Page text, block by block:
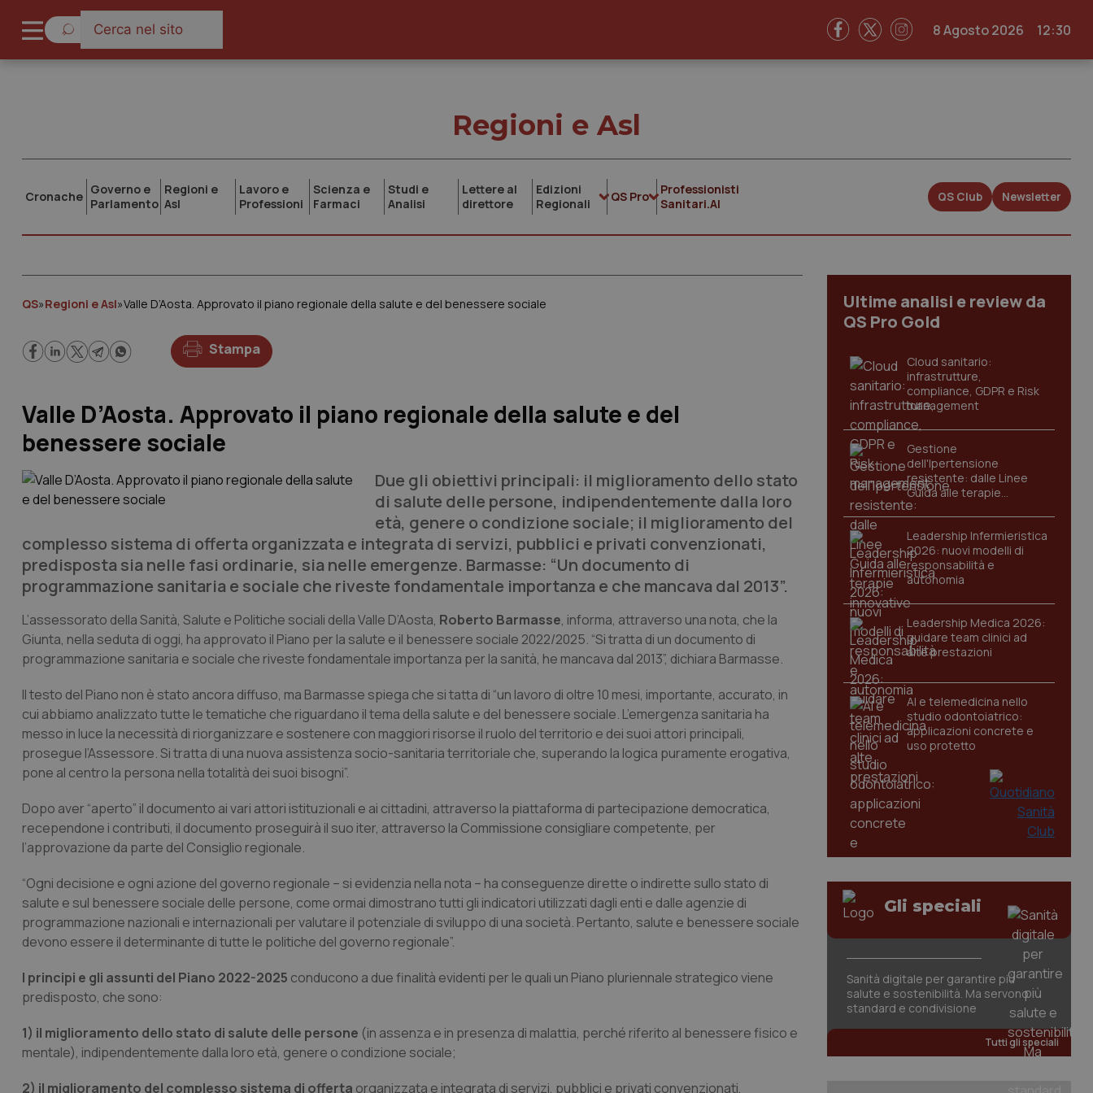
8 Agosto 2026 12:30
Regioni e Asl
Cronache Governo e
Parlamento
Regioni e
Asl
Lavoro e
Professioni
Scienza e
Farmaci
Studi e
Analisi
Lettere al
direttore
Edizioni
Regionali
QS Pro
Professionisti
Sanitari.AI
QS Club Newsletter
QS»Regioni e Asl»Valle D’Aosta. Approvato il piano regionale della salute e del benessere sociale
Stampa
Valle D’Aosta. Approvato il piano regionale della salute e del
benessere sociale
Due gli obiettivi principali: il miglioramento dello stato
di salute delle persone, indipendentemente dalla loro
età, genere o condizione sociale; il miglioramento del
complesso sistema di offerta organizzata e integrata di servizi, pubblici e privati convenzionati,
predisposta sia nelle fasi ordinarie, sia nelle emergenze. Barmasse: “Un documento di
programmazione sanitaria e sociale che riveste fondamentale importanza e che mancava dal 2013”.
L’assessorato della Sanità, Salute e Politiche sociali della Valle D’Aosta, Roberto Barmasse, informa, attraverso una nota, che la
Giunta, nella seduta di oggi, ha approvato il Piano per la salute e il benessere sociale 2022/2025. “Si tratta di un documento di
programmazione sanitaria e sociale che riveste fondamentale importanza per la sanità, he mancava dal 2013”, dichiara Barmasse.
Il testo del Piano non è stato ancora diffuso, ma Barmasse spiega che si tatta di “un lavoro di oltre 10 mesi, importante, accurato, in
cui abbiamo analizzato tutte le tematiche che riguardano il tema della salute e del benessere sociale. L’emergenza sanitaria ha
messo in luce la necessità di riorganizzare e sostenere con maggiori risorse il ruolo del territorio e dei suoi attori principali,
prosegue l’Assessore. Si tratta di una nuova assistenza socio-sanitaria territoriale che, superando la logica puramente erogativa,
pone al centro la persona nella totalità dei suoi bisogni”.
Dopo aver “aperto” il documento ai vari attori istituzionali e ai cittadini, attraverso la piattaforma di partecipazione democratica,
recependone i contributi, il documento proseguirà il suo iter, attraverso la Commissione consigliare competente, per
l’approvazione da parte del Consiglio regionale.
“Ogni decisione e ogni azione del governo regionale – si evidenzia nella nota – ha conseguenze dirette o indirette sullo stato di
salute e sul benessere sociale delle persone, come ormai dimostrano tutti gli indicatori utilizzati dagli enti e dalle agenzie di
programmazione nazionali e internazionali per valutare il potenziale di sviluppo di una società. Pertanto, salute e benessere sociale
devono essere il determinante di tutte le politiche del governo regionale”.
I principi e gli assunti del Piano 2022-2025 conducono a due finalità evidenti per le quali un Piano pluriennale strategico viene
predisposto, che sono:
1) il miglioramento dello stato di salute delle persone (in assenza e in presenza di malattia, perché riferito al benessere fisico e
mentale), indipendentemente dalla loro età, genere o condizione sociale;
2) il miglioramento del complesso sistema di offerta organizzata e integrata di servizi, pubblici e privati convenzionati,
Ultime analisi e review da
QS Pro Gold
Cloud sanitario:
infrastrutture,
compliance, GDPR e Risk
management
Gestione
dell'Ipertensione
resistente: dalle Linee
Guida alle terapie
innovative
Leadership Infermieristica
2026: nuovi modelli di
responsabilità e
autonomia
Leadership Medica 2026:
guidare team clinici ad
alte prestazioni
AI e telemedicina nello
studio odontoiatrico:
applicazioni concrete e
uso protetto
Gli speciali
Sanità digitale per garantire più
salute e sostenibilità. Ma servono
standard e condivisione
Tutti gli speciali